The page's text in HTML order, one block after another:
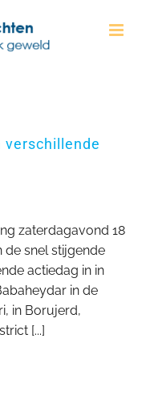
verschillende
zaterdagavond 18
de snel stijgende
actiedag in in
in de
in Borujerd,
[...]